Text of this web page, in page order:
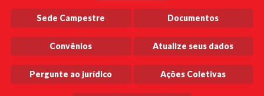
Sede Campestre Documentos
Convênios Atualize seus dados
Pergunte ao jurídico Ações Coletivas